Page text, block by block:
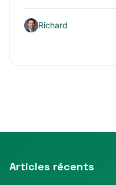
Richard
Articles récents